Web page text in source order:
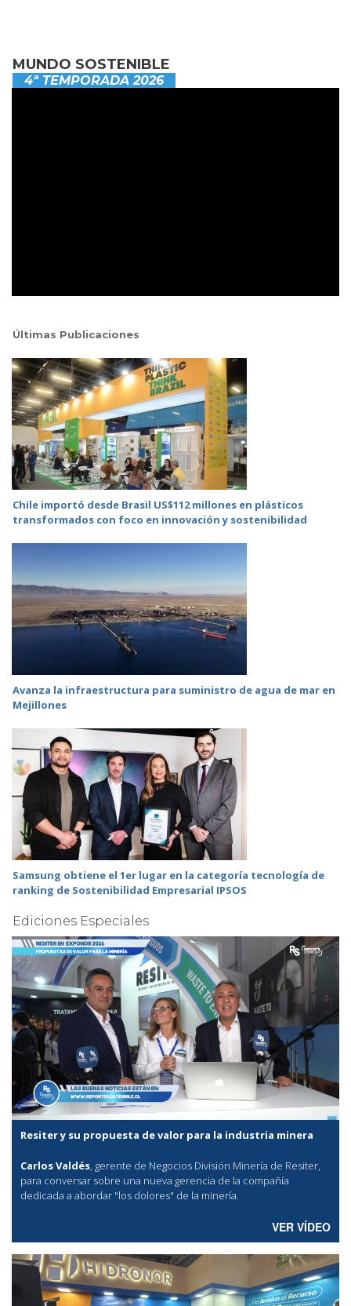
MUNDO SOSTENIBLE
4ª TEMPORADA 2026
Últimas Publicaciones
Chile importó desde Brasil US$112 millones en plásticos
transformados con foco en innovación y sostenibilidad
Avanza la infraestructura para suministro de agua de mar en
Mejillones
Samsung obtiene el 1er lugar en la categoría tecnología de
ranking de Sostenibilidad Empresarial IPSOS
Ediciones Especiales
Resiter y su propuesta de valor para la industria minera
Carlos Valdés, gerente de Negocios División Minería de Resiter,
para conversar sobre una nueva gerencia de la compañía
dedicada a abordar "los dolores" de la minería.
VER VÍDEO